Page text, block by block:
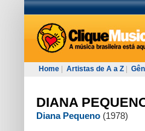
Home Artistas de A a Z
DIANA
Diana Pequeno (1978)